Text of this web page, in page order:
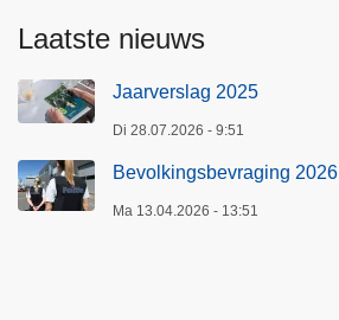
Laatste nieuws
Jaarverslag 2025
Di 28.07.2026 - 9:51
Bevolkingsbevraging 2026
Ma 13.04.2026 - 13:51